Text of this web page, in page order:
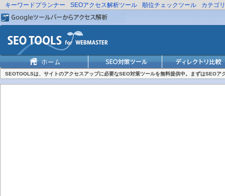
キーワードプランナー SEOアクセス解析ツール 順位チェックツール カテゴ
SEOTOOLSは、サイトのアクセスアップに必要なSEO対策ツールを無料提供中。まずはSEOア